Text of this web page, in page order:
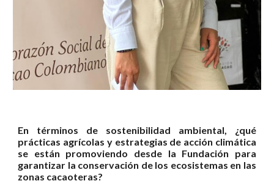
En términos de sostenibilidad ambiental, ¿qué
prácticas agrícolas y estrategias de acción climática
se están promoviendo desde la Fundación para
garantizar la conservación de los ecosistemas en las
zonas cacaoteras?